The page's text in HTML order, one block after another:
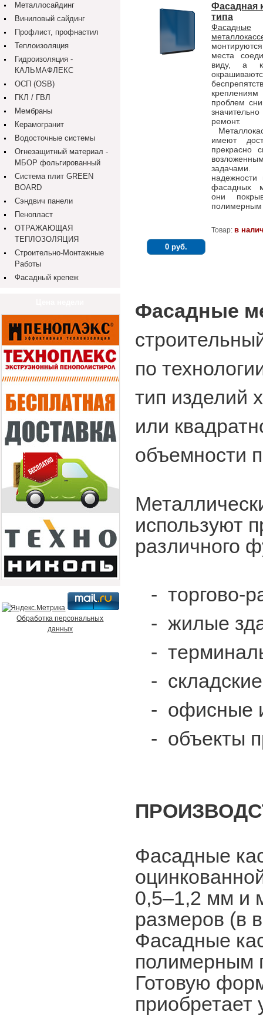
Металлосайдинг
Виниловый сайдинг
Профлист, профнастил
Теплоизоляция
Гидроизоляция -
КАЛЬМАФЛЕКС
ОСП (OSB)
ГКЛ / ГВЛ
Мембраны
Керамогранит
Водосточные системы
Огнезащитный материал -
МБОР фольгированный
Система плит GREEN
BOARD
Сэндвич панели
Пенопласт
ОТРАЖАЮЩАЯ
ТЕПЛОЗОЛЯЦИЯ
Строительно-Монтажные
Работы
Фасадный крепеж
Обработка персональных
данных
Фасадная
типа
Фасадные
места
виду, а
проблем
ремонт.
имеют
прекрасно
надежности
фасадных
они
Товар: в
0 руб.
Фасадные
по
тип изделий
или
объемности
используют
различного
- торгово-
- жилые
-
-
- офисные
- объекты
Фасадные
0,5–1,2 мм и
размеров (в
Фасадные
полимерным
Готовую
приобретает